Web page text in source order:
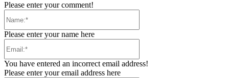
Please enter your comment!
Please enter your name here
You have entered an incorrect email address!
Please enter your email address here